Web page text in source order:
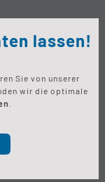
lassen!
Sie von unserer
wir die optimale